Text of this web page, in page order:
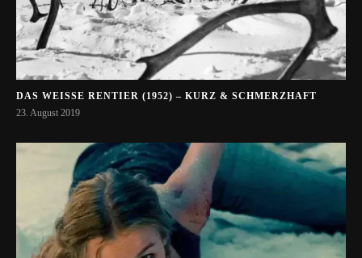
DAS WEISSE RENTIER (1952) – KURZ & SCHMERZHAFT
23. August 2019